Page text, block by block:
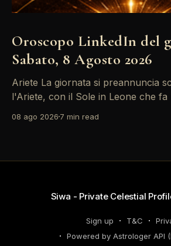
Oroscopo LinkedIn del
Sabato, 8 Agosto 2026
Ariete La giornata si preannuncia scoppiettante per
l'Ariete, con il Sole in Leone che fa
d'oro per postare un
08 ago 2026 7 min read
Siwa - Private Celestial
Sign up T&C
Powered by Astrologer API